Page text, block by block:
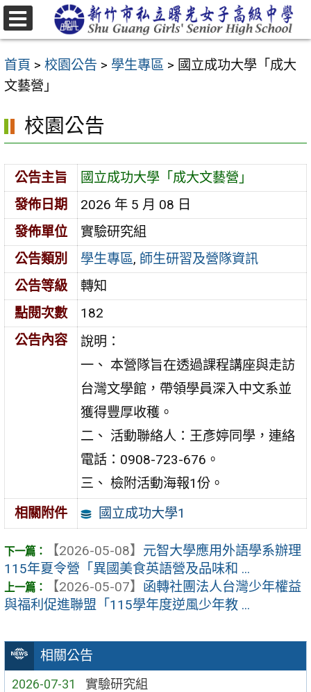
跳
至
要
內
區
首頁 > 校園公告 > 學生專區 > 國立成功大學「成大
文藝營」
相關公告
2026-07-31 實驗研究組
校園公告
公告主旨
國立成功大學「成大文藝營」
發佈日期
2026 年 5 月 08 日
發佈單位
實驗研究組
公告類別
學生專區, 師生研習及營隊資訊
公告等級
轉知
點閱次數
182
公告內容
說明：
一、 本營隊旨在透過課程講座與走訪
台灣文學館，帶領學員深入中文系並
獲得豐厚收穫。
二、 活動聯絡人：王彥婷同學，連絡
電話：0908-723-676。
三、 檢附活動海報1份。
相關附件
國立成功大學1
【2026-05-08】 元智大學應用外語學系辦理
115年夏令營「異國美食英語營及品味和 ...
【2026-05-07】 函轉社團法人台灣少年權益
與福利促進聯盟「115學年度逆風少年教 ...
選
單